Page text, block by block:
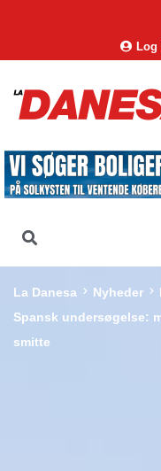
Log
La Danesa Nyheder
Spansk undersøgelse:
smitte